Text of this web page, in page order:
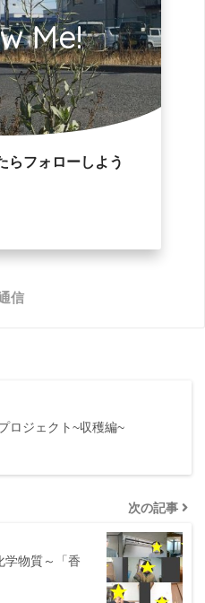
Me!
らフォローしよう
信
ロジェクト~収穫編~
次の記事
学物質～「香